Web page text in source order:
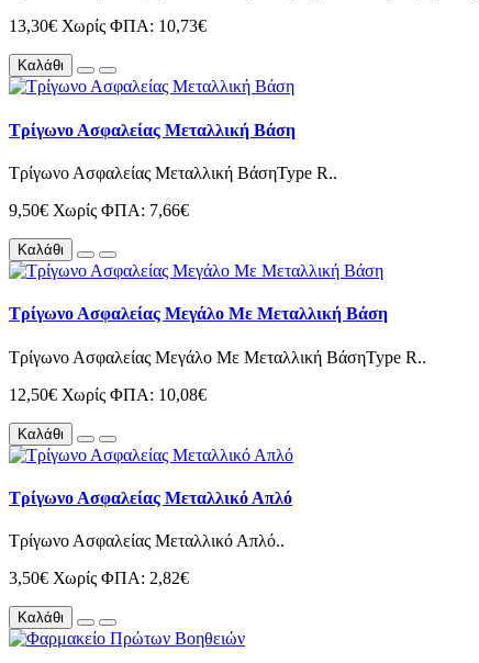
13,30€ Χωρίς ΦΠΑ: 10,73€
Καλάθι
Τρίγωνο Ασφαλείας Μεταλλική Βάση
Τρίγωνο Ασφαλείας Μεταλλική ΒάσηType R..
9,50€ Χωρίς ΦΠΑ: 7,66€
Καλάθι
Τρίγωνο Ασφαλείας Μεγάλο Με Μεταλλική Βάση
Τρίγωνο Ασφαλείας Μεγάλο Με Μεταλλική ΒάσηType R..
12,50€ Χωρίς ΦΠΑ: 10,08€
Καλάθι
Τρίγωνο Ασφαλείας Μεταλλικό Απλό
Τρίγωνο Ασφαλείας Μεταλλικό Απλό..
3,50€ Χωρίς ΦΠΑ: 2,82€
Καλάθι